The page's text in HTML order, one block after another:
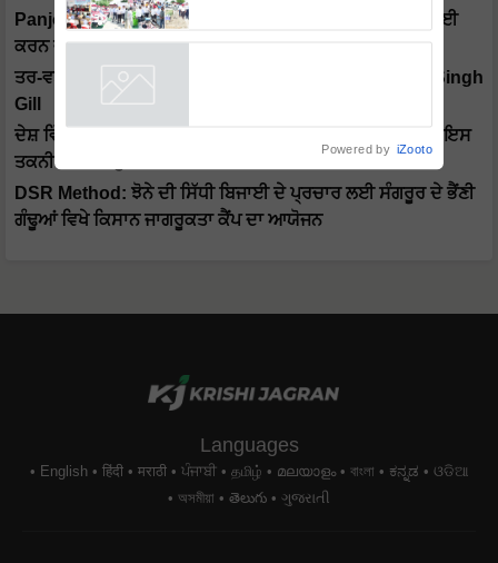
Panjore Village: ਜ਼ਿਲ੍ਹਾ ਹੁਸ਼ਿਆਰਪੁਰ ਵਿੱਚ ਝੋਨੇ ਦੀ ਸਿੱਧੀ ਬਿਜਾਈ
ਕਰਨ ਵਾਲਾ ਮੋਹਰੀ ਪਿੰਡ ਪੰਜੌੜ
ਤਰ-ਵਤਰ ਤਕਨੀਕ ਰਾਹੀਂ ਝੋਨੇ ਦੀ ਸਿੱਧੀ ਬਿਜਾਈ ਕਰੋ: Dr. Jasvir Singh
Gill
ਦੇਸ਼ ਵਿੱਚ DSR Technique ਨੂੰ ਕਿਉਂ ਦਿੱਤਾ ਜਾ ਰਿਹੈ ਹੁਲਾਰਾ, ਜਾਣੋ ਇਸ
ਤਕਨੀਕ ਦੀਆਂ ਚੁਣੌਤੀਆਂ ਅਤੇ ਹੱਲ
DSR Method: ਝੋਨੇ ਦੀ ਸਿੱਧੀ ਬਿਜਾਈ ਦੇ ਪ੍ਰਚਾਰ ਲਈ ਸੰਗਰੂਰ ਦੇ ਭੈਂਣੀ
ਗੰਢੂਆਂ ਵਿਖੇ ਕਿਸਾਨ ਜਾਗਰੂਕਤਾ ਕੈਂਪ ਦਾ ਆਯੋਜਨ
Languages
English हिंदी मराठी ਪੰਜਾਬੀ தமிழ் മലയാളം বাংলা ಕನ್ನಡ
ଓଡିଆ
অসমীয়া
తెలుగు ગુજરાતી
Powered by iZooto